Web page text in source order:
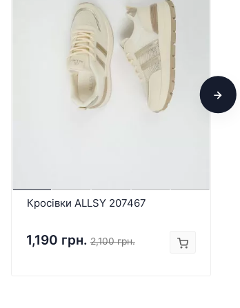
Кросівки ALLSY 207467
1,190 грн. 2,100 грн.